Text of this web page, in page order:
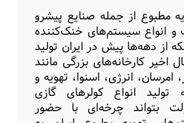
مطبوع از جمله صنایع پیشرو
و انواع سیستم‌های خنک‌کننده
از دهه‌‌‌‌ها پیش در ایران تولید
کارخانه‌های بزرگی مانند
امرسان، انرژی، اسنوا، تهویه و
انواع کولرهای گازی
بتواند چرخه‌ای با حضور